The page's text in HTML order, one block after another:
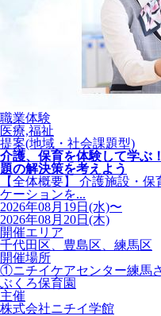
職業体験
医療,福祉
提案(地域・社会課題型)
介護、保育を体験して学ぶ
題の解決策を考えよう
【全体概要】 介護施設・
ケーションを...
2026年08月19日(水)〜
2026年08月20日(木)
開催エリア
千代田区、豊島区、練馬区
開催場所
①ニチイケアセンター練
ぶくろ保育園
主催
株式会社ニチイ学館